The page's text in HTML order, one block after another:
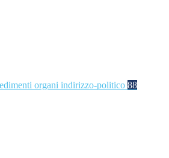
organi indirizzo-politico 88